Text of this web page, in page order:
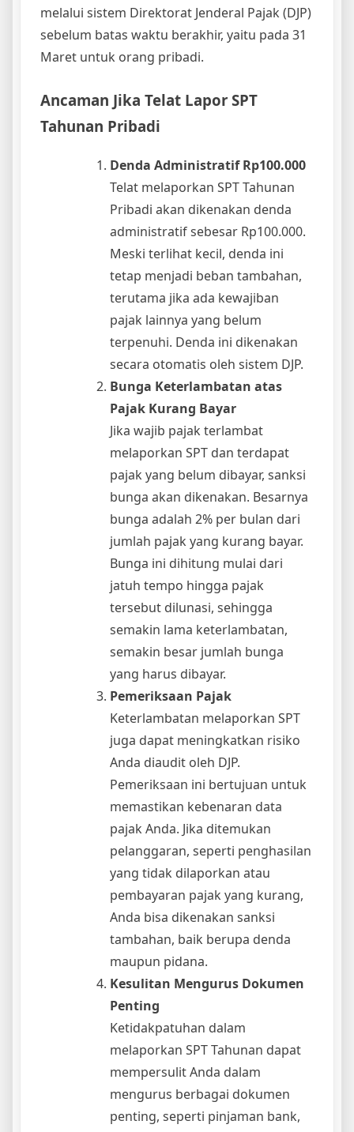
melalui sistem Direktorat Jenderal Pajak (DJP)
sebelum batas waktu berakhir, yaitu pada 31
Maret untuk orang pribadi.
Ancaman Jika Telat Lapor SPT
Tahunan Pribadi
Denda Administratif Rp100.000
Telat melaporkan SPT Tahunan
Pribadi akan dikenakan denda
administratif sebesar Rp100.000.
Meski terlihat kecil, denda ini
tetap menjadi beban tambahan,
terutama jika ada kewajiban
pajak lainnya yang belum
terpenuhi. Denda ini dikenakan
secara otomatis oleh sistem DJP.
Bunga Keterlambatan atas
Pajak Kurang Bayar
Jika wajib pajak terlambat
melaporkan SPT dan terdapat
pajak yang belum dibayar, sanksi
bunga akan dikenakan. Besarnya
bunga adalah 2% per bulan dari
jumlah pajak yang kurang bayar.
Bunga ini dihitung mulai dari
jatuh tempo hingga pajak
tersebut dilunasi, sehingga
semakin lama keterlambatan,
semakin besar jumlah bunga
yang harus dibayar.
Pemeriksaan Pajak
Keterlambatan melaporkan SPT
juga dapat meningkatkan risiko
Anda diaudit oleh DJP.
Pemeriksaan ini bertujuan untuk
memastikan kebenaran data
pajak Anda. Jika ditemukan
pelanggaran, seperti penghasilan
yang tidak dilaporkan atau
pembayaran pajak yang kurang,
Anda bisa dikenakan sanksi
tambahan, baik berupa denda
maupun pidana.
Kesulitan Mengurus Dokumen
Penting
Ketidakpatuhan dalam
melaporkan SPT Tahunan dapat
mempersulit Anda dalam
mengurus berbagai dokumen
penting, seperti pinjaman bank,